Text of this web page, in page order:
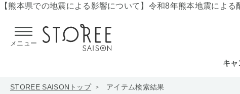
【熊本県での地震による影響について】 令和8年熊本地震による
メニュー
キ
STOREE SAISONトップ アイテム検索結果